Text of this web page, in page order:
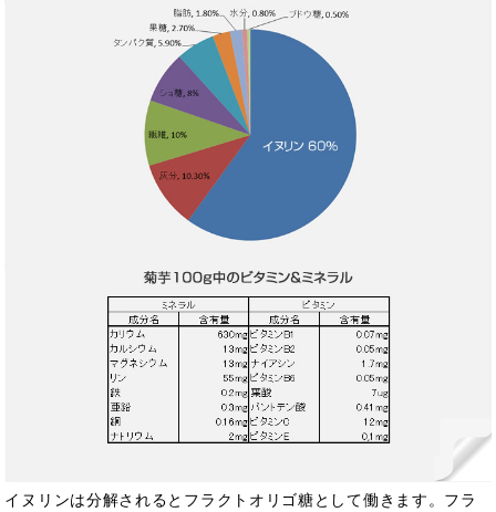
イヌリンは分解されるとフラクトオリゴ糖として働きます。フラ